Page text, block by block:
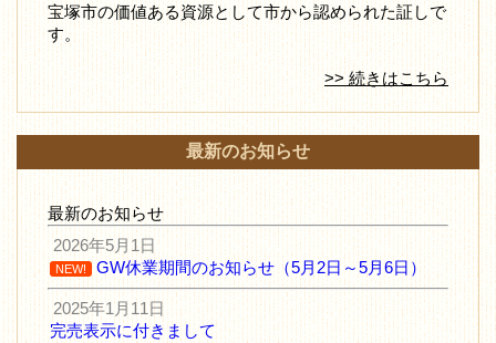
宝塚市の価値ある資源として市から認められた証しで
す。
>> 続きはこちら
最新のお知らせ
最新のお知らせ
2026年5月1日
NEW! GW休業期間のお知らせ（5月2日～5月6日）
2025年1月11日
完売表示に付きまして